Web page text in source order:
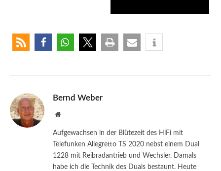
Bernd Weber
Website
Aufgewachsen in der Blütezeit des HiFi mit
Telefunken Allegretto TS 2020 nebst einem Dual
1228 mit Reibradantrieb und Wechsler. Damals
habe ich die Technik des Duals bestaunt. Heute